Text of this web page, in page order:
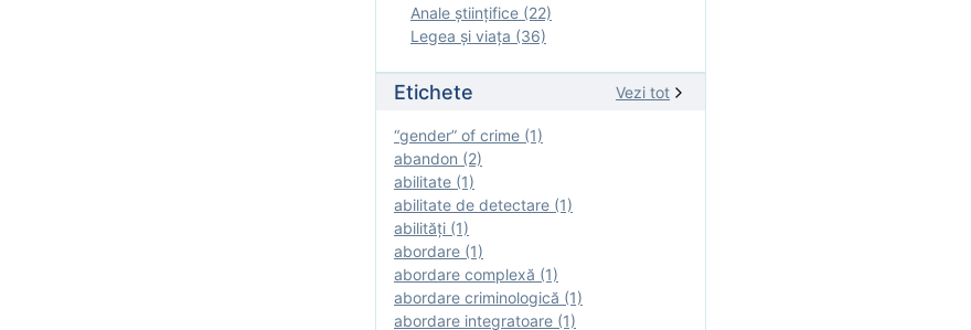
Anale ştiinţifice (22)
Legea şi viaţa (36)
Etichete Vezi tot
“gender” of crime (1)
abandon (2)
abilitate (1)
abilitate de detectare (1)
abilităţi (1)
abordare (1)
abordare complexă (1)
abordare criminologică (1)
abordare integratoare (1)